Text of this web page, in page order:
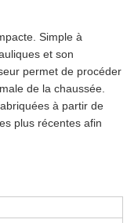
Simple à
et son
permet de procéder
de la chaussée.
à partir de
plus récentes afin